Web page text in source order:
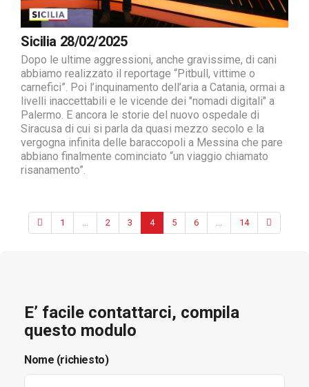
Sicilia 28/02/2025
Dopo le ultime aggressioni, anche gravissime, di cani
abbiamo realizzato il reportage “Pitbull, vittime o
carnefici”. Poi l’inquinamento dell’aria a Catania, ormai a
livelli inaccettabili e le vicende dei "nomadi digitali" a
Palermo. E ancora le storie del nuovo ospedale di
Siracusa di cui si parla da quasi mezzo secolo e la
vergogna infinita delle baraccopoli a Messina che pare
abbiano finalmente cominciato “un viaggio chiamato
risanamento”.
1 2 3 4 5 6 14
E’ facile contattarci, compila
questo modulo
Nome (richiesto)